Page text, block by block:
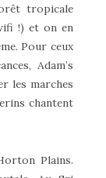
tropicale
!) et on en
Pour ceux
Adam’s
les marches
chantent
Plains.